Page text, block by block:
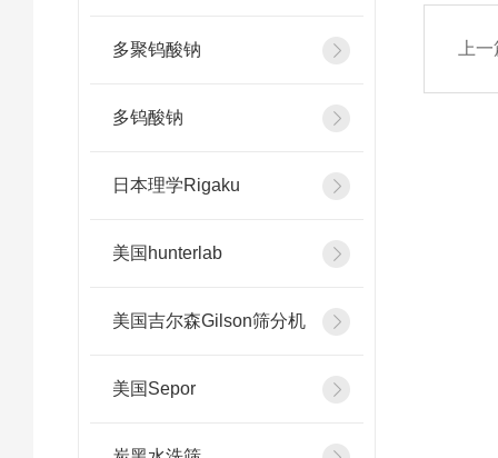
多聚钨酸钠
多钨酸钠
日本理学Rigaku
美国hunterlab
美国吉尔森Gilson筛分机
美国Sepor
上